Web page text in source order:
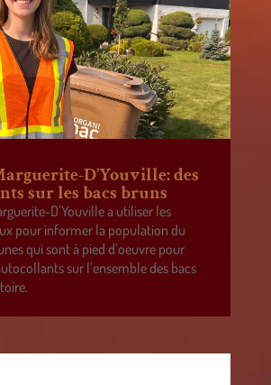
D’Youville: des
sur les bacs bruns
D’Youville a utiliser les
pour informer la population du
qui sont à pied d’oeuvre pour
sur l’ensemble des bacs